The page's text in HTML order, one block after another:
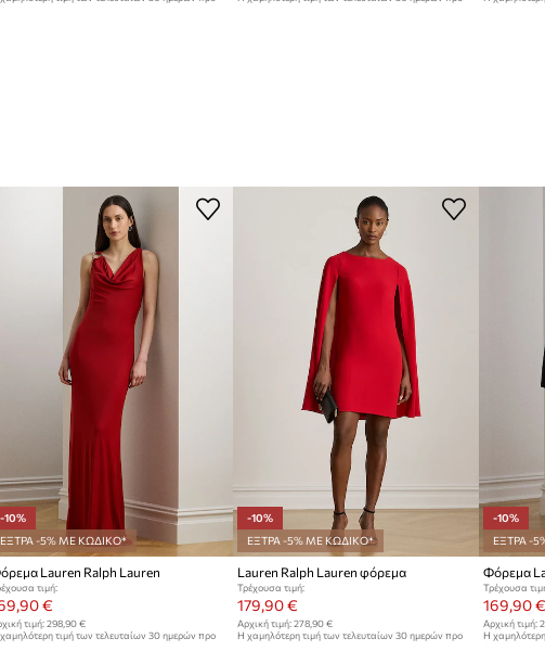
-10%
ΕΞΤΡΑ -5% ΜΕ ΚΩΔΙΚΟ*
Lauren Ralph Lauren
τιμή:
€
τιμή: 298,90 €
τιμή των τελευταίων 30 ημερών προ
-10%
ΕΞΤΡΑ -5% ΜΕ ΚΩΔΙΚΟ*
Lauren Ralph Lauren φόρεμα
Τρέχουσα τιμή:
179,90 €
Αρχική τιμή: 278,90 €
Η χαμηλότερη τιμή των τελευταίων 30 ημερών προ
-10%
ΕΞΤΡΑ -
Φόρεμα
Τρέχουσα
169,90 €
Αρχική τιμή:
Η